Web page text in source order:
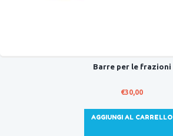
Barre per le frazioni
€30,00
AGGIUNGI AL CARRELLO